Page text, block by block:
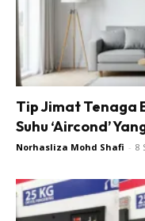
Dapur
Ruang
Ruang Tamu
Menarik Lagi
Casa
Impiana
Makeover
Hotel
Kafe
Tip Jimat Tenaga
Suhu ‘Aircond’
Norhasliza Mohd Shafi - 8